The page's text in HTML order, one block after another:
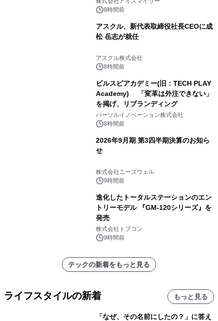
かる実践ガイド
8時間前
アスクル、新代表取締役社長CEOに成
松 岳志が就任
アスクル株式会社
8時間前
ビルスピアカデミー(旧：TECH PLAY
Academy) 「変革は外注できない」
を掲げ、リブランディング
パーソルイノベーション株式会社
8時間前
2026年9月期 第3四半期決算のお知ら
せ
株式会社ニーズウェル
9時間前
進化したトータルステーションのエン
トリーモデル 『GM-120シリーズ』を
発売
株式会社トプコン
9時間前
テックの新着をもっと見る
ライフスタイルの新着 もっと見る
「なぜ、その名前にしたの？」に答え